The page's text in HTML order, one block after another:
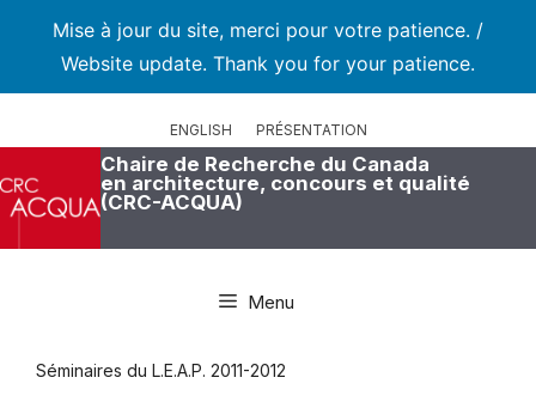
Mise à jour du site, merci pour votre patience. /
Website update. Thank you for your patience.
ENGLISH PRÉSENTATION
Chaire de Recherche du Canada
en architecture, concours et qualité
(CRC-ACQUA)
Menu
Séminaires du L.E.A.P. 2011-2012